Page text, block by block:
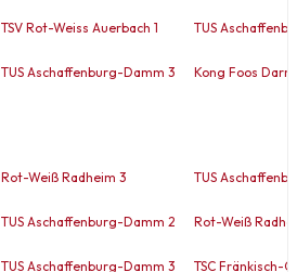
TSV Rot-Weiss Auerbach 1 TUS
TUS Aschaffenburg-Damm 3 Kong Foos
Rot-Weiß Radheim 3 TUS
TUS Aschaffenburg-Damm 2 Rot-Weiß
TUS Aschaffenburg-Damm 3 TSC Fränkisch-